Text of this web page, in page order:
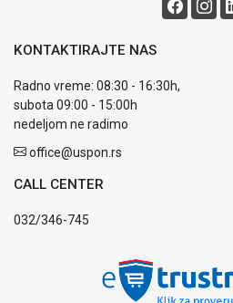
KONTAKTIRAJTE NAS
Radno vreme: 08:30 - 16:30h,
subota 09:00 - 15:00h
nedeljom ne radimo
office@uspon.rs
CALL CENTER
032/346-745